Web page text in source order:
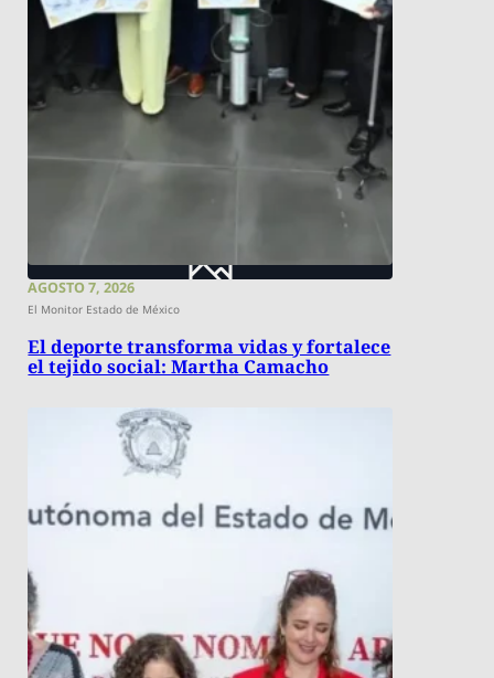
AGOSTO 7, 2026
El Monitor Estado de México
El deporte transforma vidas y fortalece
el tejido social: Martha Camacho